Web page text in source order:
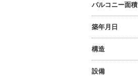
バルコニー面積
築年月日
構造
設備